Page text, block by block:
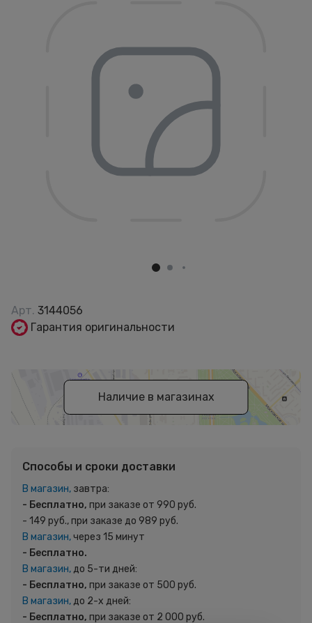
Арт. 3144056
Гарантия оригинальности
Наличие в магазинах
Способы и сроки доставки
В магазин, завтра:
- Бесплатно, при заказе от 990 руб.
- 149 руб., при заказе до 989 руб.
В магазин,через 15 минут
- Бесплатно.
В магазин,до 5-ти дней:
- Бесплатно, при заказе от 500 руб.
В магазин,до 2-х дней:
- Бесплатно, при заказе от 2 000 руб.